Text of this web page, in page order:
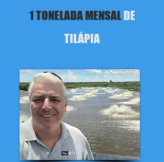
1 TONELADA MENSALDE
TILÁPIA